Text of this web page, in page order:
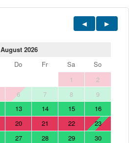
August 2026
Do Fr Sa
So
1
2
6 7 8
9
13 14 15
16
20 21 22
23
27 28 29
30